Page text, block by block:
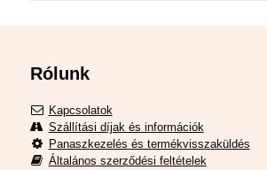
Rólunk
Kapcsolatok
Szállítási díjak és információk
Panaszkezelés és termékvisszaküldés
Általános szerződési feltételek